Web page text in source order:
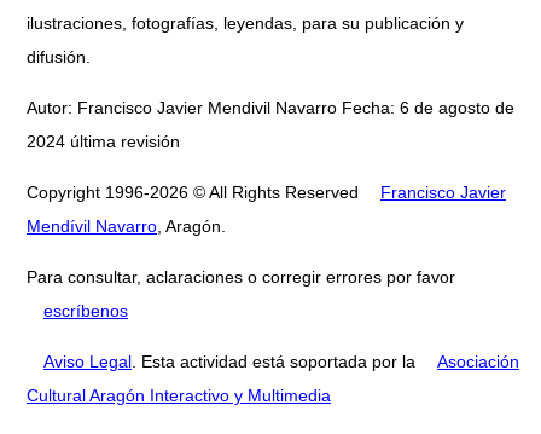
ilustraciones, fotografías, leyendas, para su publicación y
difusión.
Autor: Francisco Javier Mendivil Navarro Fecha: 6 de agosto de
2024 última revisión
Copyright 1996-2026 © All Rights Reserved
Francisco Javier
Mendívil Navarro , Aragón.
Para consultar, aclaraciones o corregir errores por favor
escríbenos
Aviso Legal . Esta actividad está soportada por la
Asociación
Cultural Aragón Interactivo y Multimedia